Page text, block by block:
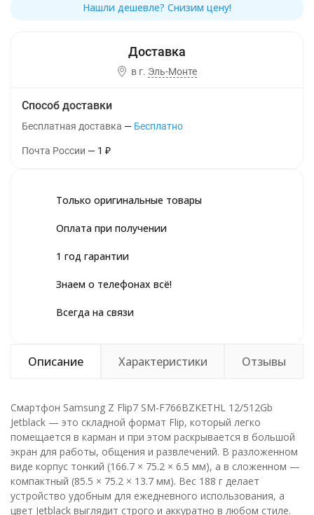
в г. Эль-Монте
Способ доставки
Бесплатная доставка Бесплатно
Почта России 1 ₽
Только оригинальные товары
Оплата при получении
1 год гарантии
Знаем о телефонах всё!
Всегда на связи
Описание Характеристики Отзывы
Смартфон Samsung Z Flip7 SM-F766BZKETHL 12/512Gb
Jetblack — это складной формат Flip, который легко
помещается в карман и при этом раскрывается в большой
экран для работы, общения и развлечений. В разложенном
виде корпус тонкий (166.7 × 75.2 × 6.5 мм), а в сложенном —
компактный (85.5 × 75.2 × 13.7 мм). Вес 188 г делает
устройство удобным для ежедневного использования, а
цвет Jetblack выглядит строго и аккуратно в любом стиле.